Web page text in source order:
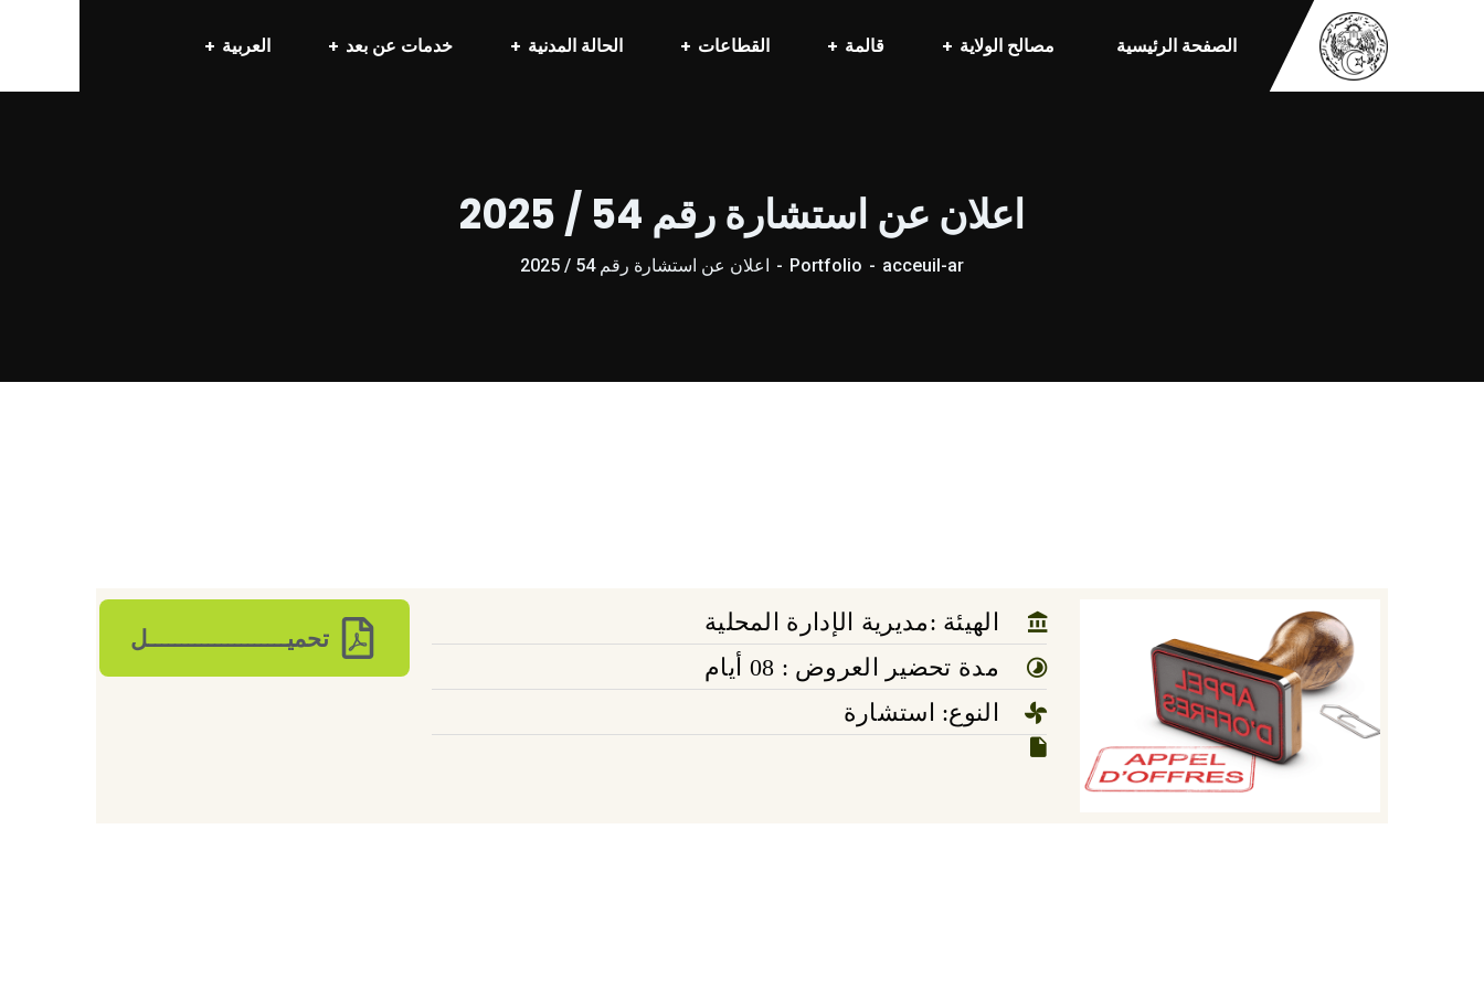
الصفحة الرئيسية مصالح الولاية قالمة القطاعات الحالة المدنية خدمات عن بعد العربية
اعلان عن استشارة رقم 54 / 2025
acceuil-ar
Portfolio اعلان عن استشارة رقم 54 / 2025
الهيئة :مديرية الإدارة المحلية
مدة تحضير العروض : 08 أيام
النوع: استشارة
تحميـــــــــــــــــــــل